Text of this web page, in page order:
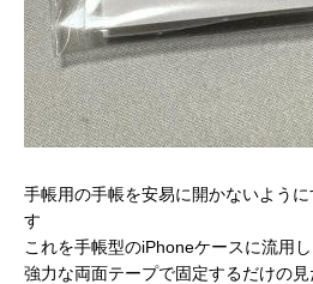
手帳用の手帳を安易に開かないよう
す
これを手帳型のiPhoneケースに流用
強力な両面テープで固定するだけの